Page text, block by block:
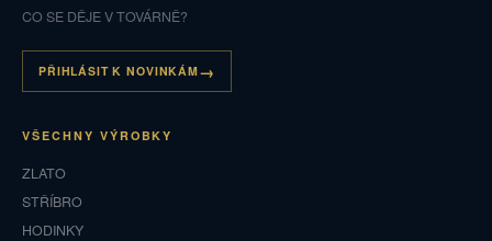
CO SE DĚJE V TOVÁRNĚ?
PŘIHLÁSIT K NOVINKÁM
VŠECHNY VÝROBKY
ZLATO
STŘÍBRO
HODINKY